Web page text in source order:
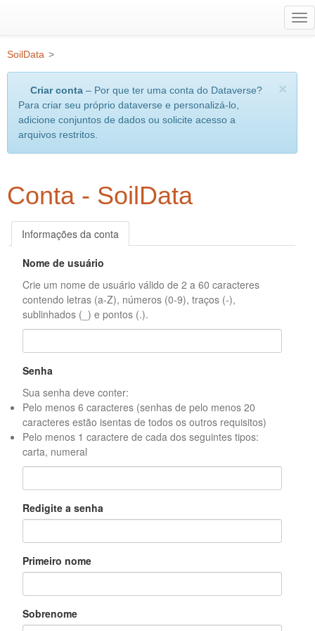
conteúdo
principal
SoilData >
×
Criar conta – Por que ter uma conta do Dataverse?
Para criar seu próprio dataverse e personalizá-lo,
adicione conjuntos de dados ou solicite acesso a
arquivos restritos.
Conta - SoilData
Informações da conta
Nome de usuário
Crie um nome de usuário válido de 2 a 60 caracteres
contendo letras (a-Z), números (0-9), traços (-),
sublinhados (_) e pontos (.).
Senha
Sua senha deve conter:
Pelo menos 6 caracteres (senhas de pelo menos 20
caracteres estão isentas de todos os outros requisitos)
Pelo menos 1 caractere de cada dos seguintes tipos:
carta, numeral
Redigite a senha
Primeiro nome
Sobrenome